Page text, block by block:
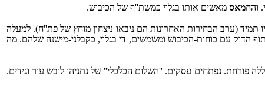
והחמאס מאשים אותו בגלוי כמשת''ף של הכיבוש.
(ערב הבחירות האחרונות הם ניבאו ניצחון מוחץ של פת''ח). למעלה
הדוק עם כוחות-הכיבוש ומשמשים, די בגלוי, כקבלני-מישנה שלהם. מה
פורחת. נפתחים עסקים. ''השלום הכלכלי'' של נתניהו לובש עור וגידים.